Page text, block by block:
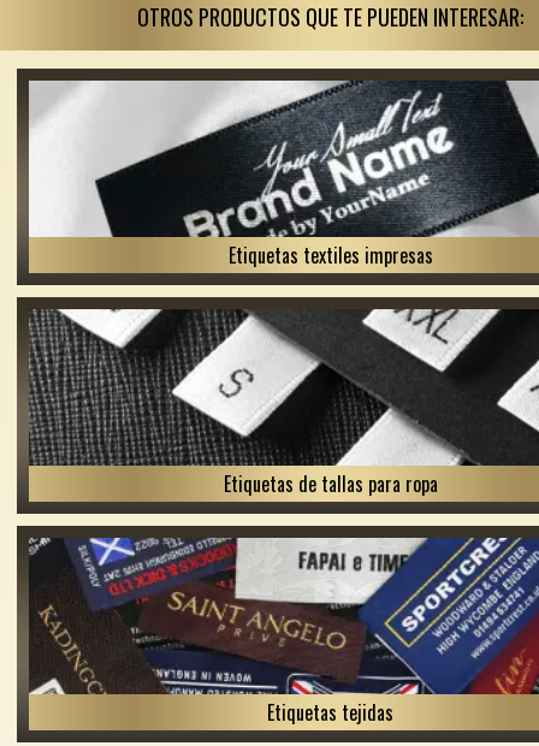
OTROS PRODUCTOS QUE TE PUEDEN INTERESAR:
Etiquetas textiles impresas
Etiquetas de tallas para ropa
Etiquetas tejidas